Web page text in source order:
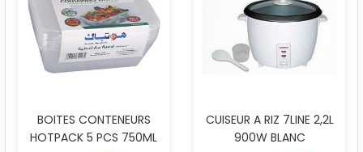
BOITES CONTENEURS
HOTPACK 5 PCS 750ML
CUISEUR A RIZ 7LINE 2,2L
900W BLANC